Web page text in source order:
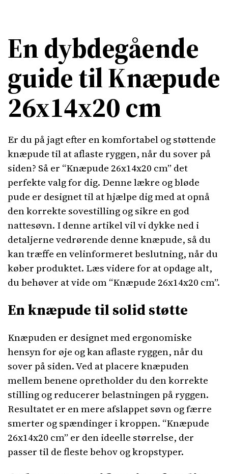
En dybdegående
guide til Knæpude
26x14x20 cm
Er du på jagt efter en komfortabel og støttende
knæpude til at aflaste ryggen, når du sover på
siden? Så er “Knæpude 26x14x20 cm” det
perfekte valg for dig. Denne lækre og bløde
pude er designet til at hjælpe dig med at opnå
den korrekte sovestilling og sikre en god
nattesøvn. I denne artikel vil vi dykke ned i
detaljerne vedrørende denne knæpude, så du
kan træffe en velinformeret beslutning, når du
køber produktet. Læs videre for at opdage alt,
du behøver at vide om “Knæpude 26x14x20 cm”.
En knæpude til solid støtte
Knæpuden er designet med ergonomiske
hensyn for øje og kan aflaste ryggen, når du
sover på siden. Ved at placere knæpuden
mellem benene opretholder du den korrekte
stilling og reducerer belastningen på ryggen.
Resultatet er en mere afslappet søvn og færre
smerter og spændinger i kroppen. “Knæpude
26x14x20 cm” er den ideelle størrelse, der
passer til de fleste behov og kropstyper.